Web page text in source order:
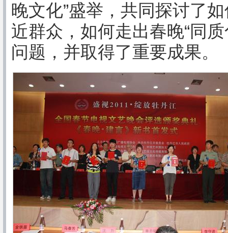
晚文化”盛举，共同探讨了
近群众，如何走出春晚“同
问题，并取得了重要成果。